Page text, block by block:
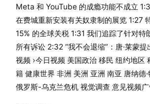
Meta 和 YouTube 的成瘾功能不成立
在费城重新安装有关奴隶制的展览 1:27
15% 的全球关税 1:31 我们追踪了针对特
所有诉讼 2:32 “我不会退缩”：唐·莱蒙
视频 ›今日视频 美国政治 移民 纽约地区
籍 健康世界 非洲 美洲 亚洲 南亚 唐纳德
俄罗斯-乌克兰危机 视觉调查 意见视频广